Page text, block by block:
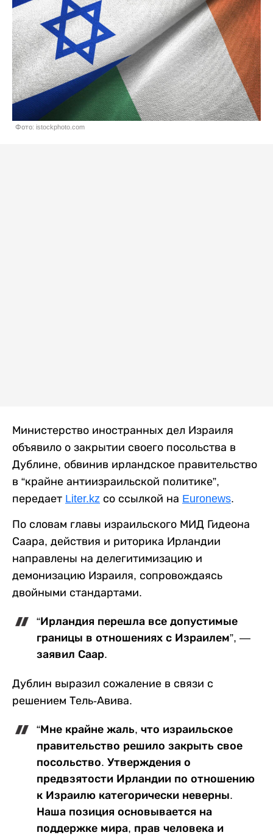
Фото: istockphoto.com
Министерство иностранных дел Израиля
объявило о закрытии своего посольства в
Дублине, обвинив ирландское правительство
в “крайне антиизраильской политике”,
передает Liter.kz со ссылкой на Euronews.
По словам главы израильского МИД Гидеона
Саара, действия и риторика Ирландии
направлены на делегитимизацию и
демонизацию Израиля, сопровождаясь
двойными стандартами.
“Ирландия перешла все допустимые
границы в отношениях с Израилем”, —
заявил Саар.
Дублин выразил сожаление в связи с
решением Тель-Авива.
“Мне крайне жаль, что израильское
правительство решило закрыть свое
посольство. Утверждения о
предвзятости Ирландии по отношению
к Израилю категорически неверны.
Наша позиция основывается на
поддержке мира, прав человека и